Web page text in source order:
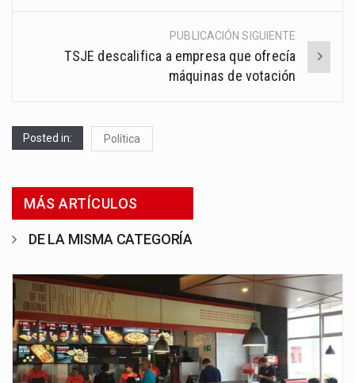
PUBLICACIÓN SIGUIENTE
TSJE descalifica a empresa que ofrecía
máquinas de votación
Posted in: Política
MÁS ARTÍCULOS
DE LA MISMA CATEGORÍA